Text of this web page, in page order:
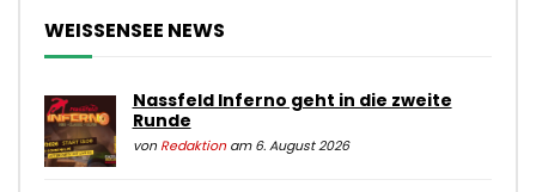
WEISSENSEE NEWS
Nassfeld Inferno geht in die zweite
Runde
von Redaktionam 6. August 2026